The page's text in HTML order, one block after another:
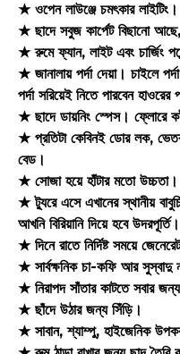
★ ওপেন লাউঞ্জে চমৎকার লাইটিং।
★ ছাদে সবুজ কার্পেট বিছানো
★ রুমে ফ্যান, লাইট এবং চার্জিং
★ জানালায় পর্দা দেয়া। চাইলে
পর্দা সরিয়েই নিতে পারবেন হাওরের
★ ছাদে ডায়নিং স্পেস। ফ্লোরে
★ প্রতিটা কেবিনই ডোর লক,
বেড।
★ সোজা হয়ে হাঁটার মতো উচ্চতা।
★ ট্যুরে এসে এখানের স্থানীয়
আখনি বিরিয়ানি দিয়ে হবে উদরপূর্তি।
★ দিনে রাতে নির্দিষ্ট সময়ে
★ সার্বক্ষনিক চা-কফি আর সুস্বাদু
★ নিরাপদ সাঁতার কাটতে সবার
★ ছাঁদে উঠার জন্য সিঁড়ি।
★ সাবান, শ্যাম্পু, হাইজেনিক